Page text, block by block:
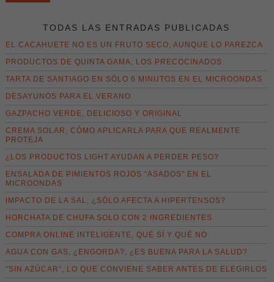
TODAS LAS ENTRADAS PUBLICADAS
EL CACAHUETE NO ES UN FRUTO SECO, AUNQUE LO PAREZCA
PRODUCTOS DE QUINTA GAMA, LOS PRECOCINADOS
TARTA DE SANTIAGO EN SÓLO 6 MINUTOS EN EL MICROONDAS
DESAYUNOS PARA EL VERANO
GAZPACHO VERDE, DELICIOSO Y ORIGINAL
CREMA SOLAR, CÓMO APLICARLA PARA QUE REALMENTE
PROTEJA
¿LOS PRODUCTOS LIGHT AYUDAN A PERDER PESO?
ENSALADA DE PIMIENTOS ROJOS "ASADOS" EN EL
MICROONDAS
IMPACTO DE LA SAL, ¿SÓLO AFECTA A HIPERTENSOS?
HORCHATA DE CHUFA SOLO CON 2 INGREDIENTES
COMPRA ONLINE INTELIGENTE, QUÉ SÍ Y QUÉ NO
AGUA CON GAS, ¿ENGORDA?, ¿ES BUENA PARA LA SALUD?
“SIN AZÚCAR”, LO QUE CONVIENE SABER ANTES DE ELEGIRLOS